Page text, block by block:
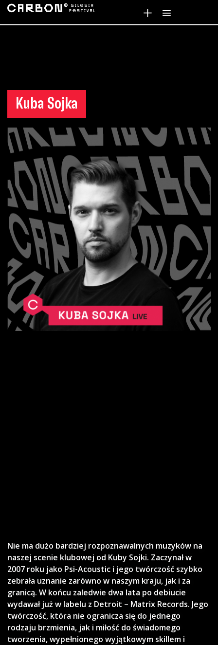
Kuba Sojka
Nie ma dużo bardziej rozpoznawalnych muzyków na
naszej scenie klubowej od Kuby Sojki. Zaczynał w
2007 roku jako Psi-Acoustic i jego twórczość szybko
zebrała uznanie zarówno w naszym kraju, jak i za
granicą. W końcu zaledwie dwa lata po debiucie
wydawał już w labelu z Detroit – Matrix Records. Jego
twórczość, która nie ogranicza się do jednego
rodzaju brzmienia, jak i miłość do świadomego
tworzenia, wypełnionego wyjątkowym skillem i